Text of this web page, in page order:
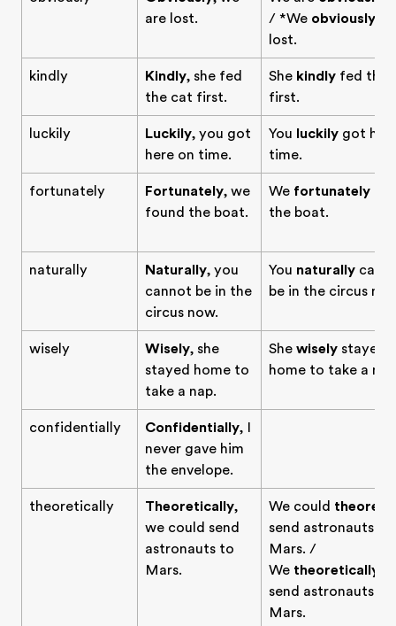
are lost.
/ *We obviously
lost.
kindly Kindly, she fed
the cat first.
She kindly fed the
first.
luckily Luckily, you got
here on time.
You luckily got
time.
fortunately Fortunately, we
found the boat.
We fortunately
the boat.
naturally Naturally, you
cannot be in the
circus now.
You naturally
be in the circus
wisely Wisely, she
stayed home to
take a nap.
She wisely stayed
home to take a
confidentially Confidentially, I
never gave him
the envelope.
theoretically Theoretically,
we could send
astronauts to
Mars.
We could
send astronauts to
Mars. /
We theoretically
send astronauts to
Mars.